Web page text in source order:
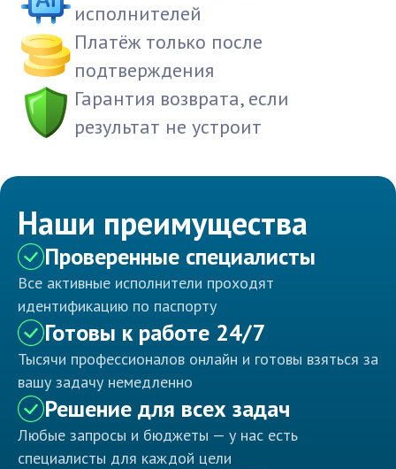
исполнителей
Платёж только после
подтверждения
Гарантия возврата, если
результат не устроит
Наши преимущества
Проверенные специалисты
Все активные исполнители проходят
идентификацию по паспорту
Готовы к работе 24/7
Тысячи профессионалов онлайн и готовы взяться за
вашу задачу немедленно
Решение для всех задач
Любые запросы и бюджеты — у нас есть
специалисты для каждой цели